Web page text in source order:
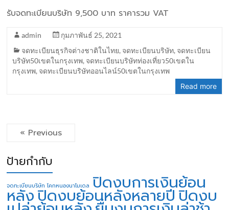
รับจดทะเบียนบริษัท 9,500 บาท ราคารวม VAT
admin
กุมภาพันธ์ 25, 2021
จดทะเบียนธุรกิจต่างชาติในไทย, จดทะเบียนบริษัท, จดทะเบียน
บริษัท50เขตในกรุงเทพ, จดทะเบียนบริษัทท่องเที่ยว50เขตใน
กรุงเทพ, จดทะเบียนบริษัทออนไลน์50เขตในกรุงเทพ
Read more
« Previous
ป้ายกำกับ
จดทะเบียนบริษัท โคกหนองนาโมเดล ปิดงบการเงินย้อน
หลังปิดงบย้อนหลังหลายปี ปิดงบ